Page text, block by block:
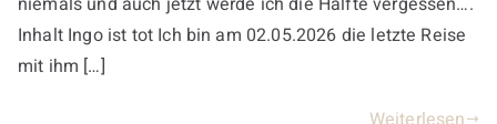
Inhalt Ingo ist tot Ich bin am 02.05.2026 die letzte Reise
mit ihm […]